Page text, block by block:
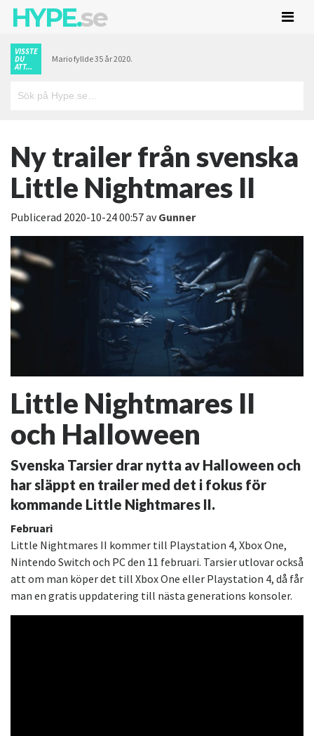
HYPE.se
VISSTE
DU
ATT...
Mario fyllde 35 år 2020.
Ny trailer från svenska
Little Nightmares II
Publicerad 2020-10-24 00:57avGunner
Little Nightmares II
och Halloween
Svenska Tarsier drar nytta av Halloween och
har släppt en trailer med det i fokus för
kommande Little Nightmares II.
Februari
Little Nightmares II kommer till Playstation 4, Xbox One,
Nintendo Switch och PC den 11 februari. Tarsier utlovar också
att om man köper det till Xbox One eller Playstation 4, då får
man en gratis uppdatering till nästa generations konsoler.